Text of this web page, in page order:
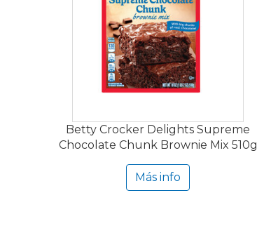
Betty Crocker Delights Supreme
Chocolate Chunk Brownie Mix 510g
Más info